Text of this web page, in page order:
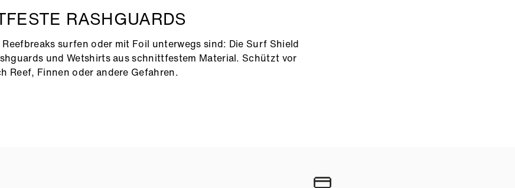
RASHGUARDS
Reefbreaks surfen oder mit Foil unterwegs sind: Die Surf Shield
und Wetshirts aus schnittfestem Material. Schützt vor
Reef, Finnen oder andere Gefahren.